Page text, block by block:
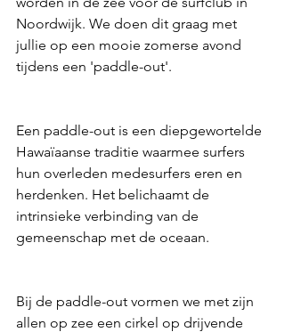
Noordwijk. We doen dit graag met
jullie op een mooie zomerse avond
tijdens een 'paddle-out'.
Een paddle-out is een diepgewortelde
Hawaïaanse traditie waarmee surfers
hun overleden medesurfers eren en
herdenken. Het belichaamt de
intrinsieke verbinding van de
gemeenschap met de oceaan.
Bij de paddle-out vormen we met zijn
allen op zee een cirkel op drijvende